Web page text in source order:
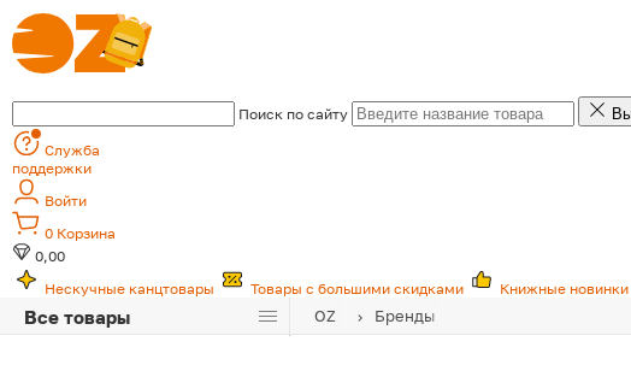
Поиск по сайту
Служба
поддержки
Войти
0 Корзина
0,00
Нескучные канцтовары
Товары с большими скидками Книжные новинки
Все товары OZ Бренды